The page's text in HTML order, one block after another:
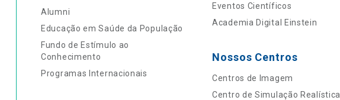
Alumni
Educação em Saúde da População
Fundo de Estímulo ao
Conhecimento
Programas Internacionais
Eventos Científicos
Academia Digital Einstein
Nossos Centros
Centros de Imagem
Centro de Simulação Realística